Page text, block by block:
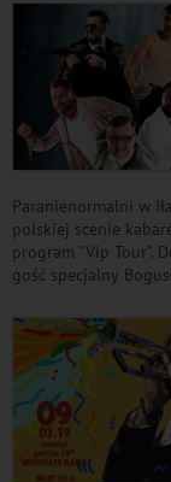
Paranienormalni w
polskiej scenie
program "Vip Tour".
gość specjalny